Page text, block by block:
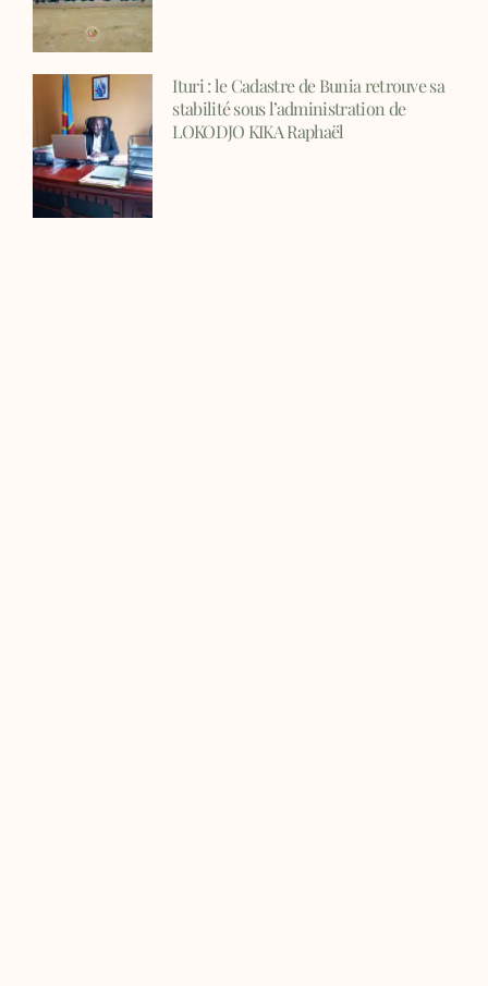
Ituri : le Cadastre de Bunia retrouve sa
stabilité sous l’administration de
LOKODJO KIKA Raphaël